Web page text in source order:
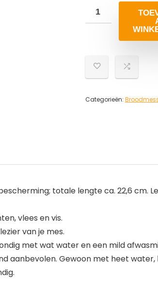
Categorieën:
totale lengte ca. 22,6 cm.
vlees en vis.
van je mes.
met wat water en een mild
aanbevolen. Gewoon met heet